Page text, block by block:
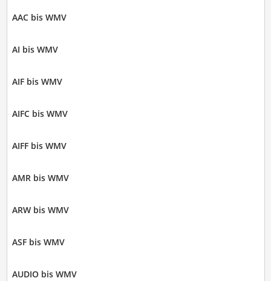
AAC bis WMV
AI bis WMV
AIF bis WMV
AIFC bis WMV
AIFF bis WMV
AMR bis WMV
ARW bis WMV
ASF bis WMV
AUDIO bis WMV